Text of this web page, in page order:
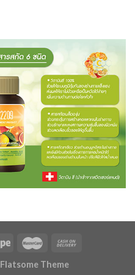
Flatsome Theme